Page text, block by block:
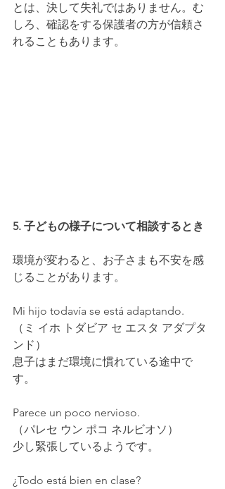
とは、決して失礼ではありません。む
しろ、確認をする保護者の方が信頼さ
れることもあります。
5. 子どもの様子について相談するとき
環境が変わると、お子さまも不安を感
じることがあります。
Mi hijo todavía se está adaptando.
（ミ イホ トダビア セ エスタ アダプタ
ンド）
息子はまだ環境に慣れている途中で
す。
Parece un poco nervioso.
（パレセ ウン ポコ ネルビオソ）
少し緊張しているようです。
¿Todo está bien en clase?